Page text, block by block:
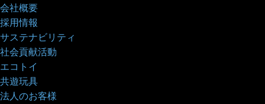
会社概要
採用情報
サステナビリティ
社会貢献活動
エコトイ
共遊玩具
法人のお客様